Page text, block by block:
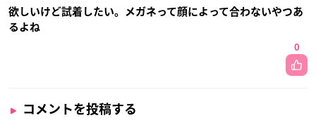
欲しいけど試着したい。メガネって顔によって合わないやつあ
るよね
0
コメントを投稿する